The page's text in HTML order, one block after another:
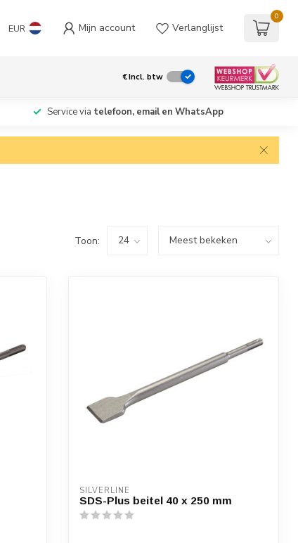
EUR Mijn account Verlanglijst
0
€Incl. btw
Service via telefoon, email en WhatsApp
Toon:
SILVERLINE
SDS-Plus beitel 40 x 250 mm